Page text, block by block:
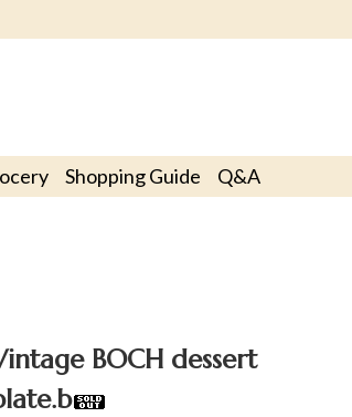
Shopping Guide Q&A
BOCH dessert